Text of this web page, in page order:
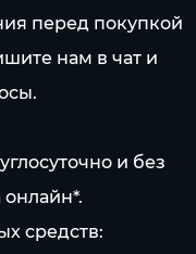
перед покупкой
нам в чат и
и без
средств: